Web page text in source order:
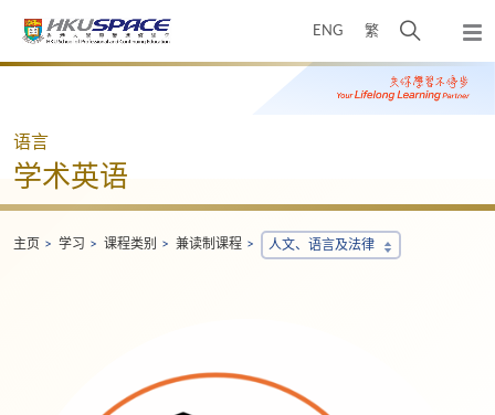
ENG 繁
开
搜
寻
弹
出
主
Main
语言
学术英语
主页 学习 课程类别 兼读制课程 人文、语言及法律